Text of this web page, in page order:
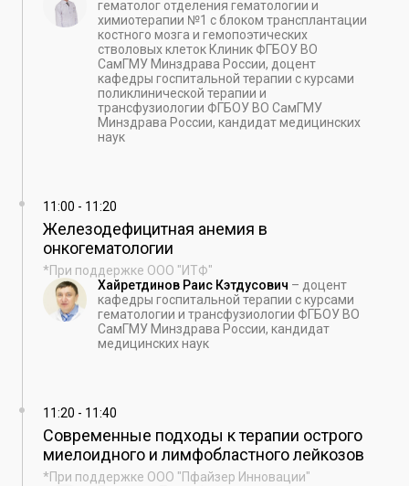
гематолог отделения гематологии и
химиотерапии №1 с блоком трансплантации
костного мозга и гемопоэтических
стволовых клеток Клиник ФГБОУ ВО
СамГМУ Минздрава России, доцент
кафедры госпитальной терапии с курсами
поликлинической терапии и
трансфузиологии ФГБОУ ВО СамГМУ
Минздрава России, кандидат медицинских
наук
11:00 - 11:20
Железодефицитная анемия в
онкогематологии
*При поддержке ООО "ИТФ"
Хайретдинов Раис Кэтдусович – доцент
кафедры госпитальной терапии с курсами
гематологии и трансфузиологии ФГБОУ ВО
СамГМУ Минздрава России, кандидат
медицинских наук
11:20 - 11:40
Современные подходы к терапии острого
миелоидного и лимфобластного лейкозов
*При поддержке ООО "Пфайзер Инновации"